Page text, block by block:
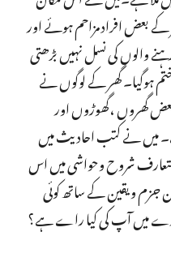
بعض افراد مزاحم ہوئے اور
والوں کی نسل نہیں بڑھتی
ہوگیا۔ گھر کے لوگوں نے
گھروں ،گھوڑوں اور
میں نے کتب احادیث میں
شروح وحواشی میں اس
جزم ویقین کے ساتھ کوئی
میں آپ کی کیا راے ہے؟